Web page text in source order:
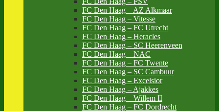
FC Den Haag – AZ Alkmaar
FC Den Haag – Vitesse
FC Den Haag – FC Utrecht
FC Den Haag – Heracles
FC Den Haag – SC Heerenveen
FC Den Haag – NAC
FC Den Haag – FC Twente
FC Den Haag – SC Cambuur
FC Den Haag – Excelsior
FC Den Haag – Ajakkes
FC Den Haag – Willem II
FC Den Haag – FC Dordrecht